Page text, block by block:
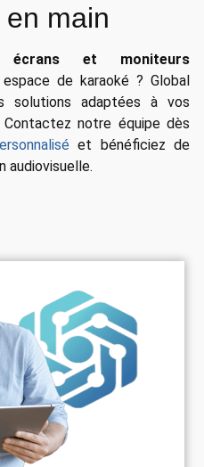
main
écrans et moniteurs
de karaoké ? Global
solutions adaptées à vos
notre équipe dès
et bénéficiez de
audiovisuelle.